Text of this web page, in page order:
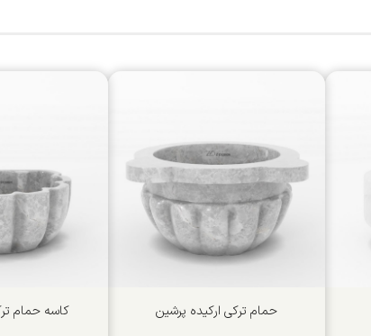
حمام ترکی ارکیده پرشین کاسه حمام